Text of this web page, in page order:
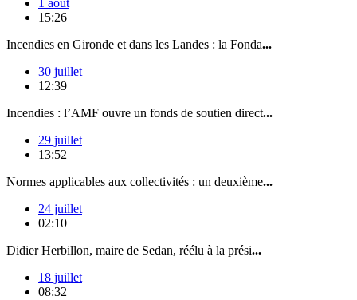
15:26
Incendies en Gironde et dans les Landes : la Fonda...
30 juillet
12:39
Incendies : l’AMF ouvre un fonds de soutien direct...
29 juillet
13:52
Normes applicables aux collectivités : un deuxième...
24 juillet
02:10
Didier Herbillon, maire de Sedan, réélu à la prési...
18 juillet
08:32